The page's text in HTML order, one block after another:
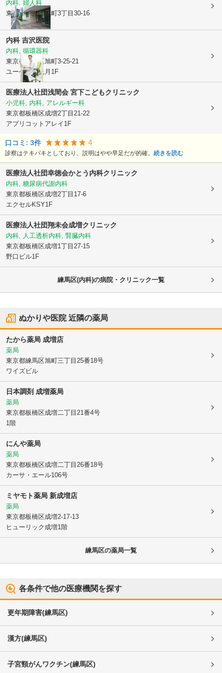
内科, 婦人科
東京都練馬区旭町3丁目30-16
内科 吉沢医院
内科, 循環器科
東京都練馬区旭町3-25-21
ユーゲント兎月1F
医療法人社団浅間会 宮下こどもクリニック
小児科, 内科, アレルギー科
東京都板橋区成増2丁目21-22
アプリコットアレイ1F
口コミ: 3件 4
診察はテキパキとしており、説明はやや早足だが的確。 続きを読む
医療法人社団幸徳会かとう内科クリニック
内科, 糖尿病代謝内科
東京都板橋区成増2丁目17-6
エクセルKSY1F
医療法人社団翔未会成増クリニック
内科, 人工透析内科, 腎臓内科
東京都板橋区成増1丁目27-15
野口ビル1F
練馬区(内科)の病院・クリニック一覧
ぬかりや医院近隣の薬局
たから薬局 成増店
薬局
東京都練馬区旭町三丁目25番18号
ワイズビル
日本調剤 成増薬局
薬局
東京都板橋区成増二丁目21番4号
1階
にんや薬局
薬局
東京都板橋区成増二丁目26番18号
カーサ・エール106号
ミヤモト薬局 新成増店
薬局
東京都板橋区成増2-17-13
ヒューリック成増1階
練馬区の薬局一覧
各条件で他の医療機関を探す
更年期障害(練馬区)
漢方(練馬区)
子宮頸がんワクチン(練馬区)